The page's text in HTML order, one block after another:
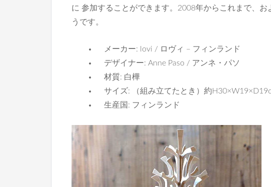
に 参加することができます。2008年からこれまで、
うです。
メーカー: lovi / ロヴィ – フィンランド
デザイナー: Anne Paso / アンネ・パソ
材質: 白樺
サイズ: （組み立てたとき）約
生産国: フィンランド